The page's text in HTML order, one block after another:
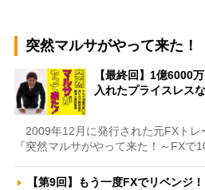
突然マルサがやって来た！
【最終回】1億6000
入れたプライスレス
2009年12月に発行された元FXトレ
『突然マルサがやって来た！～FXで
【第9回】もう一度FXでリベン